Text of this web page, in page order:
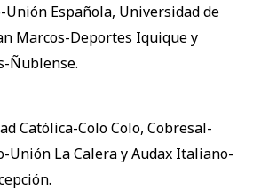
Unión Española, Universidad de
Marcos-Deportes Iquique y
Ñublense.
Católica-Colo Colo, Cobresal-
Unión La Calera y Audax Italiano-